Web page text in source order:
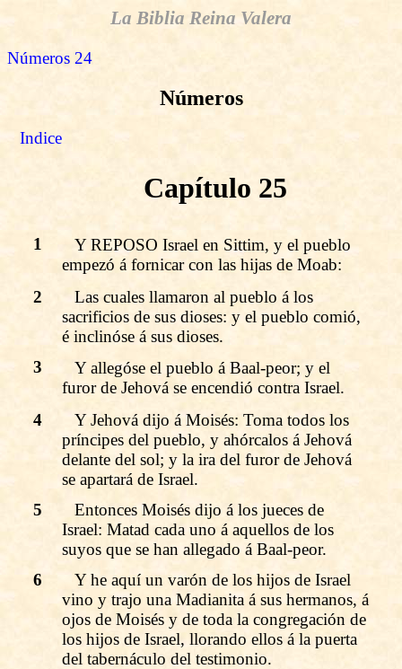
La Biblia Reina Valera
Números 24
Números
Indice
Capítulo 25
1
Y REPOSO Israel en Sittim, y el pueblo
empezó á fornicar con las hijas de Moab:
2
Las cuales llamaron al pueblo á los
sacrificios de sus dioses: y el pueblo comió,
é inclinóse á sus dioses.
3
Y allegóse el pueblo á Baal-peor; y el
furor de Jehová se encendió contra Israel.
4
Y Jehová dijo á Moisés: Toma todos los
príncipes del pueblo, y ahórcalos á Jehová
delante del sol; y la ira del furor de Jehová
se apartará de Israel.
5
Entonces Moisés dijo á los jueces de
Israel: Matad cada uno á aquellos de los
suyos que se han allegado á Baal-peor.
6
Y he aquí un varón de los hijos de Israel
vino y trajo una Madianita á sus hermanos, á
ojos de Moisés y de toda la congregación de
los hijos de Israel, llorando ellos á la puerta
del tabernáculo del testimonio.